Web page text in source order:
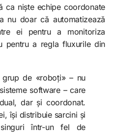
ca niște echipe coordonate
nu doar că automatizează
ei pentru a monitoriza
pentru a regla fluxurile din
grup de «roboți» – nu
software – care
dar și coordonat.
își distribuie sarcini și
într-un fel de